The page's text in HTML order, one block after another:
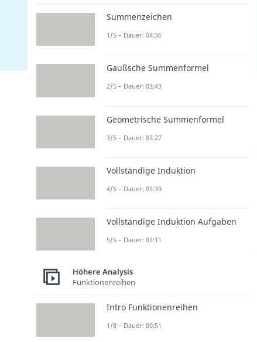
Summenzeichen
1/5 – Dauer: 04:36
Gaußsche Summenformel
2/5 – Dauer: 03:43
Geometrische Summenformel
3/5 – Dauer: 03:27
Vollständige Induktion
4/5 – Dauer: 03:39
Vollständige Induktion Aufgaben
5/5 – Dauer: 03:11
Höhere Analysis
Funktionenreihen
Intro Funktionenreihen
1/8 – Dauer: 00:51